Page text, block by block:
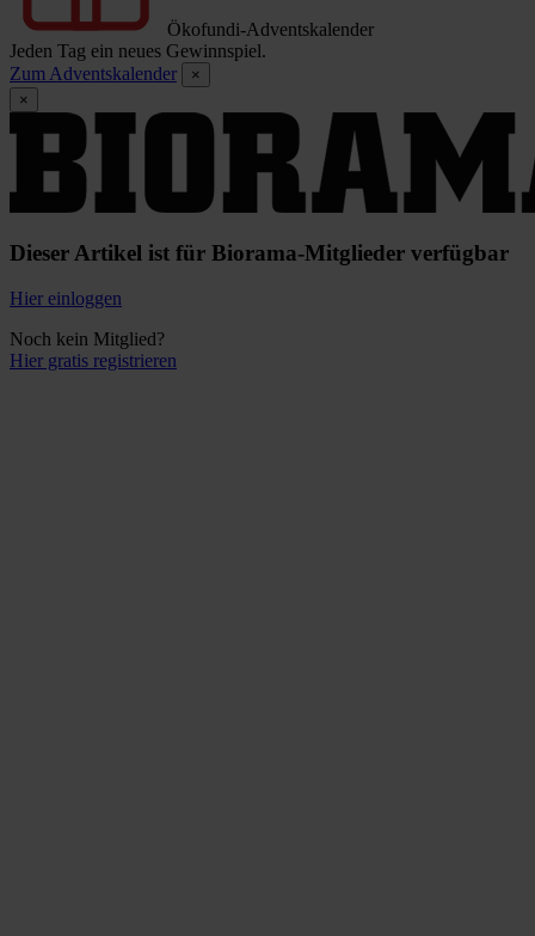
Ökofundi-Adventskalender
Jeden Tag ein neues Gewinnspiel.
Zum Adventskalender
×
×
Dieser Artikel ist für Biorama-Mitglieder verfügbar
Hier einloggen
Noch kein Mitglied?
Hier gratis registrieren